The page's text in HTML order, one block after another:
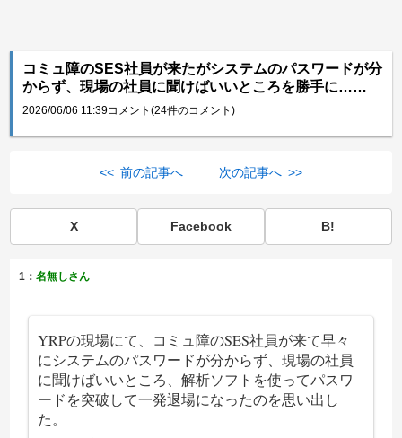
コミュ障のSES社員が来たがシステムのパスワードが分
からず、現場の社員に聞けばいいところを勝手に……
2026/06/06 11:39コメント(24件のコメント)
<< 前の記事へ 次の記事へ >>
X Facebook B!
1：名無しさん
YRPの現場にて、コミュ障のSES社員が来て早々
にシステムのパスワードが分からず、現場の社員
に聞けばいいところ、解析ソフトを使ってパスワ
ードを突破して一発退場になったのを思い出し
た。